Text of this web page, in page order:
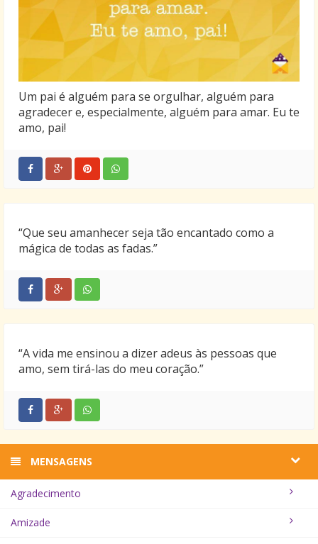
Um pai é alguém para se orgulhar, alguém para
agradecer e, especialmente, alguém para amar. Eu te
amo, pai!
“Que seu amanhecer seja tão encantado como a
mágica de todas as fadas.”
“A vida me ensinou a dizer adeus às pessoas que
amo, sem tirá-las do meu coração.”
MENSAGENS
Agradecimento
Amizade